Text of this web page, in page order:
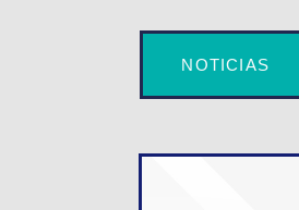
NOTICIAS